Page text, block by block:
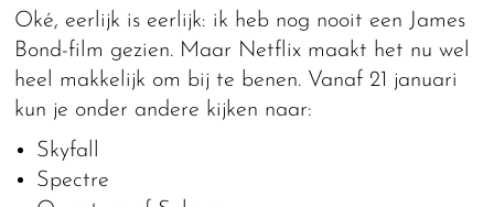
Oké, eerlijk is eerlijk: ik heb nog nooit een James
Bond-film gezien. Maar Netflix maakt het nu wel
heel makkelijk om bij te benen. Vanaf 21 januari
kun je onder andere kijken naar:
Skyfall
Spectre